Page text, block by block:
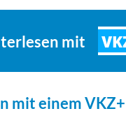
mit
mit einem